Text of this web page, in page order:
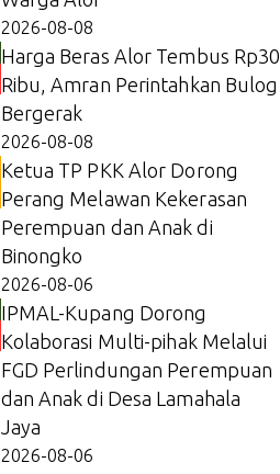
2026-08-08
Harga Beras Alor Tembus Rp30
Ribu, Amran Perintahkan Bulog
Bergerak
2026-08-08
Ketua TP PKK Alor Dorong
Perang Melawan Kekerasan
Perempuan dan Anak di
Binongko
2026-08-06
IPMAL-Kupang Dorong
Kolaborasi Multi-pihak Melalui
FGD Perlindungan Perempuan
dan Anak di Desa Lamahala
Jaya
2026-08-06